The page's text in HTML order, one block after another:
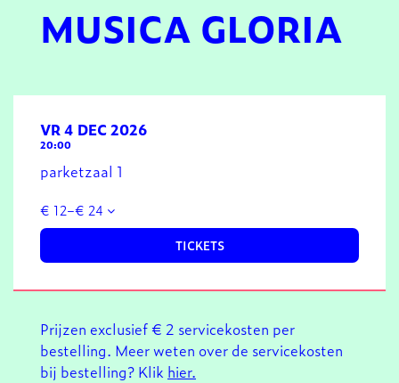
MUSICA GLORIA
VR 4 DEC 2026
20:00
parketzaal 1
€ 12–€ 24
TICKETS
Prijzen exclusief € 2 servicekosten per
bestelling. Meer weten over de servicekosten
bij bestelling? Klik hier.